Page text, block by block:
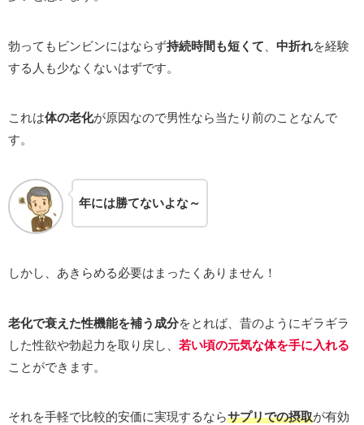
勃ってもビンビンにはならず持続時間も短くて 中折れを経験
する人も少なくないはずです。
これは体の老化が原因なので男性なら当たり前のことなんで
す。
年には勝てないよな～
しかし、あきらめる必要はまったくありません！
老化で衰えた性機能を補う成分をとれば、昔のようにギラギラ
した性欲や勃起力を取り戻し、 若い頃の元気な体を手に入れる
ことができます。
それを手軽で比較的安価に実現するならサプリでの摂取が有効